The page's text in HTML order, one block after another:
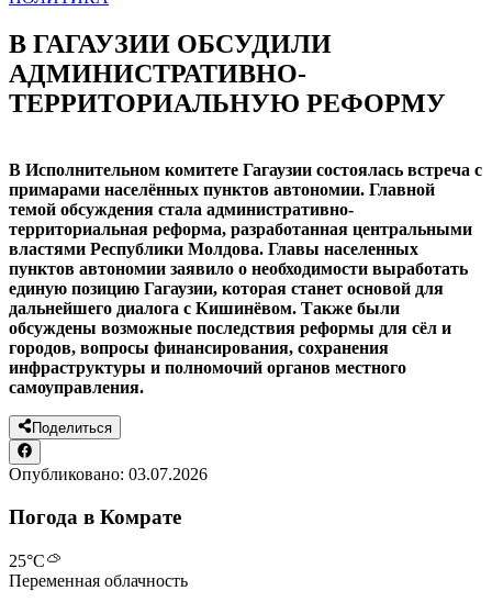
В ГАГАУЗИИ ОБСУДИЛИ
АДМИНИСТРАТИВНО-
ТЕРРИТОРИАЛЬНУЮ РЕФОРМУ
В Исполнительном комитете Гагаузии состоялась встреча с
примарами населённых пунктов автономии. Главной
темой обсуждения стала административно-
территориальная реформа, разработанная центральными
властями Республики Молдова. Главы населенных
пунктов автономии заявило о необходимости выработать
единую позицию Гагаузии, которая станет основой для
дальнейшего диалога с Кишинёвом. Также были
обсуждены возможные последствия реформы для сёл и
городов, вопросы финансирования, сохранения
инфраструктуры и полномочий органов местного
самоуправления.
Поделиться
Опубликовано: 03.07.2026
Погода в Комрате
25°C
Переменная облачность